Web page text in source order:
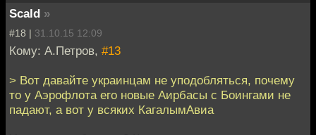
Scald »
#18 | 31.10.15 12:09
Кому: А.Петров, #13
> Вот давайте украинцам не уподобляться, почему
то у Аэрофлота его новые Аирбасы с Боингами не
падают, а вот у всяких КагалымАвиа